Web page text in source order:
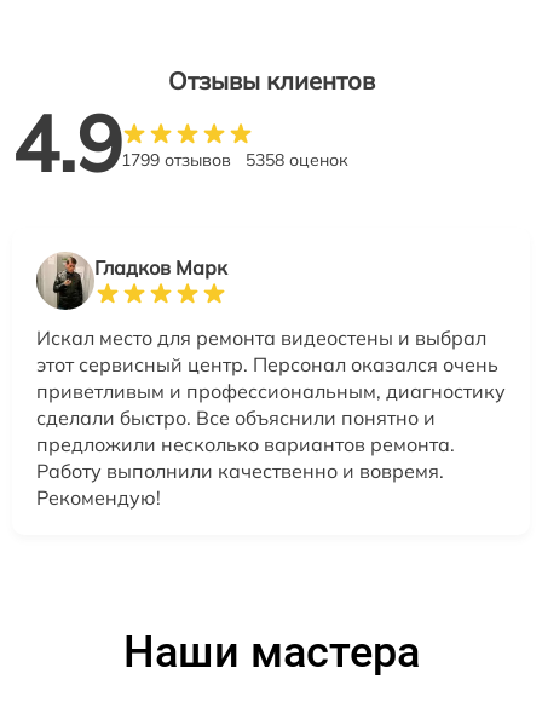
Отзывы клиентов
4.91799 отзывов 5358 оценок
Гладков Марк
Искал место для ремонта видеостены и выбрал
этот сервисный центр. Персонал оказался очень
приветливым и профессиональным, диагностику
сделали быстро. Все объяснили понятно и
предложили несколько вариантов ремонта.
Работу выполнили качественно и вовремя.
Рекомендую!
Наши мастера